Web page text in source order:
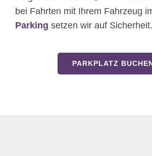
bei Fahrten mit Ihrem Fahrzeug
Parking setzen wir auf Sicherheit.
PARKPLATZ